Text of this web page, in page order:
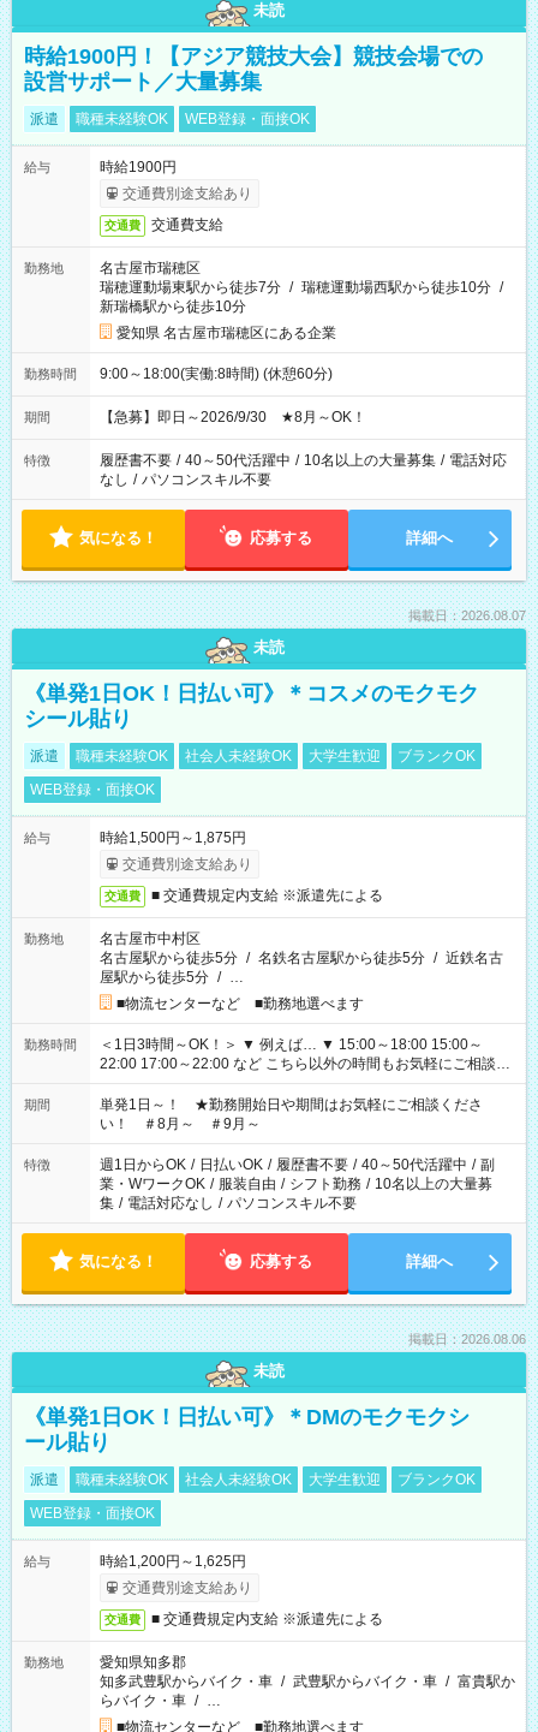
未読
時給1900円！【アジア競技大会】競技会場での
設営サポート／大量募集
派遣 職種未経験OK WEB登録・面接OK
給与
時給1900円
交通費別途支給あり
交通費 交通費支給
勤務地
名古屋市瑞穂区
瑞穂運動場東駅から徒歩7分 / 瑞穂運動場西駅から徒歩10分 /
新瑞橋駅から徒歩10分
愛知県 名古屋市瑞穂区にある企業
勤務時間 9:00～18:00(実働:8時間) (休憩60分)
期間 【急募】即日～2026/9/30 ★8月～OK！
特徴 履歴書不要 / 40～50代活躍中 / 10名以上の大量募集 / 電話対応
なし / パソコンスキル不要
気になる！ 応募する 詳細へ
掲載日：2026.08.07
未読
《単発1日OK！日払い可》＊コスメのモクモク
シール貼り
派遣 職種未経験OK 社会人未経験OK 大学生歓迎
ブランクOK
WEB登録・面接OK
給与
時給1,500円～1,875円
交通費別途支給あり
交通費 ■ 交通費規定内支給 ※派遣先による
勤務地
名古屋市中村区
名古屋駅から徒歩5分 / 名鉄名古屋駅から徒歩5分 / 近鉄名古
屋駅から徒歩5分 / …
■物流センターなど ■勤務地選べます
勤務時間
＜1日3時間～OK！＞ ▼ 例えば… ▼ 15:00～18:00 15:00～
22:00 17:00～22:00 など こちら以外の時間もお気軽にご相談く
ださい！
期間
単発1日～！ ★勤務開始日や期間はお気軽にご相談くださ
い！ ＃8月～ ＃9月～
特徴 週1日からOK / 日払いOK / 履歴書不要 / 40～50代活躍中 / 副
業・WワークOK / 服装自由 / シフト勤務 / 10名以上の大量募
集 / 電話対応なし / パソコンスキル不要
気になる！ 応募する 詳細へ
掲載日：2026.08.06
未読
《単発1日OK！日払い可》＊DMのモクモクシ
ール貼り
派遣 職種未経験OK 社会人未経験OK 大学生歓迎
ブランクOK
WEB登録・面接OK
給与
時給1,200円～1,625円
交通費別途支給あり
交通費 ■ 交通費規定内支給 ※派遣先による
勤務地
愛知県知多郡
知多武豊駅からバイク・車 / 武豊駅からバイク・車 / 富貴駅か
らバイク・車 / …
■物流センターなど ■勤務地選べます